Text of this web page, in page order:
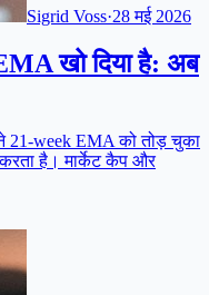
Sigrid Voss·28 मई 2026
खो दिया है: अब
week EMA को तोड़ चुका
है। मार्केट कैप और